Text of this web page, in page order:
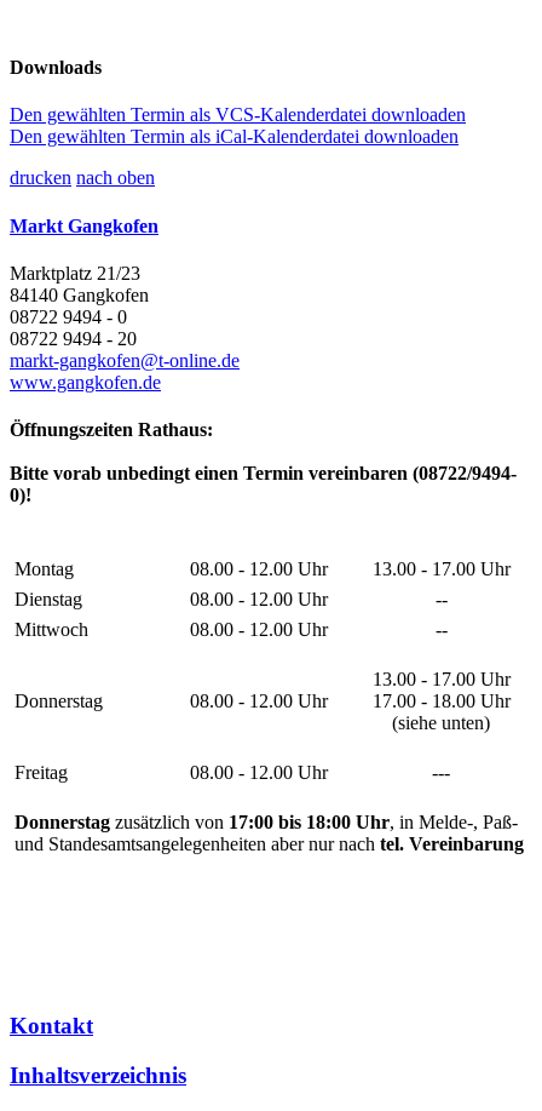
Downloads
Den gewählten Termin als VCS-Kalenderdatei downloaden
Den gewählten Termin als iCal-Kalenderdatei downloaden
drucken nach oben
Markt Gangkofen
Marktplatz 21/23
84140 Gangkofen
08722 9494 - 0
08722 9494 - 20
markt-gangkofen@t-online.de
www.gangkofen.de
Öffnungszeiten Rathaus:
Bitte vorab unbedingt einen Termin vereinbaren (08722/9494-
0)!
Montag 08.00 - 12.00 Uhr
13.00 - 17.00 Uhr
Dienstag
08.00 - 12.00 Uhr
--
Mittwoch
08.00 - 12.00 Uhr --
Donnerstag 08.00 - 12.00 Uhr
13.00 - 17.00 Uhr
17.00 - 18.00 Uhr
(siehe unten)
Freitag 08.00 - 12.00 Uhr ---
Donnerstag zusätzlich von 17:00 bis 18:00 Uhr, in Melde-, Paß-
und Standesamtsangelegenheiten aber nur nach tel. Vereinbarung
Kontakt
Inhaltsverzeichnis